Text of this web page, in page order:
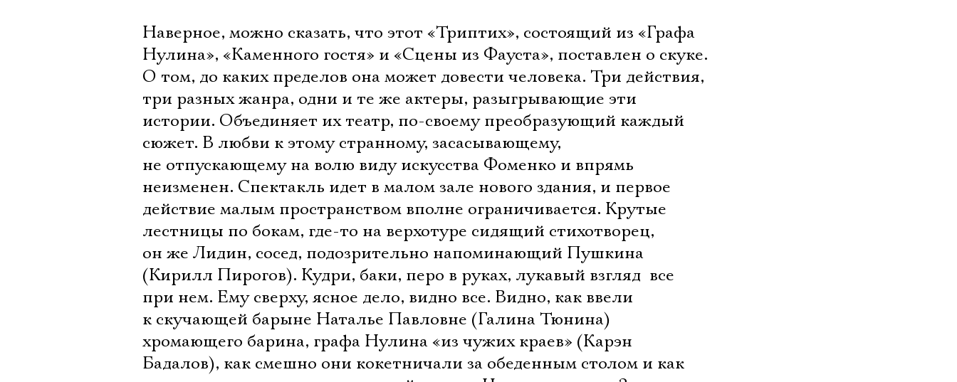
Наверное, можно сказать, что этот «Триптих», состоящий из «Графа
Нулина», «Каменного гостя» и «Сцены из Фауста», поставлен о скуке.
О том, до каких пределов она может довести человека. Три действия,
три разных жанра, одни и те же актеры, разыгрывающие эти
истории. Объединяет их театр, по-своему преобразующий каждый
сюжет. В любви к этому странному, засасывающему,
не отпускающему на волю виду искусства Фоменко и впрямь
неизменен. Спектакль идет в малом зале нового здания, и первое
действие малым пространством вполне ограничивается. Крутые
лестницы по бокам, где-то на верхотуре сидящий стихотворец,
он же Лидин, сосед, подозрительно напоминающий Пушкина
(Кирилл Пирогов). Кудри, баки, перо в руках, лукавый взгляд  все
при нем. Ему сверху, ясное дело, видно все. Видно, как ввели
к скучающей барыне Наталье Павловне (Галина Тюнина)
хромающего барина, графа Нулина «из чужих краев» (Карэн
Бадалов), как смешно они кокетничали за обеденным столом и как
Ознакомиться